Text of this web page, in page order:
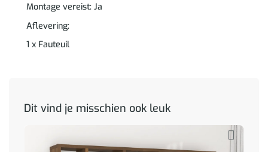
Montage vereist: Ja
Aflevering:
1 x Fauteuil
Dit vind je misschien ook leuk